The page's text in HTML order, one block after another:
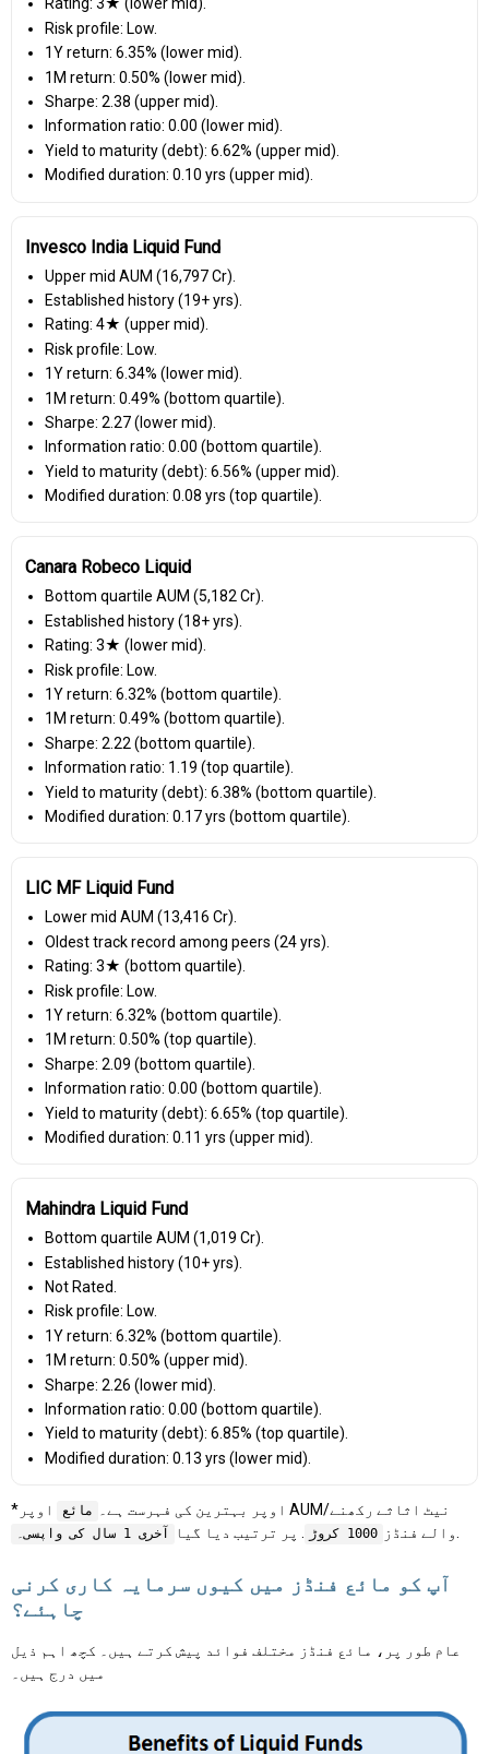
Rating: 3★ (lower mid).
Risk profile: Low.
1Y return: 6.35% (lower mid).
1M return: 0.50% (lower mid).
Sharpe: 2.38 (upper mid).
Information ratio: 0.00 (lower mid).
Yield to maturity (debt): 6.62% (upper mid).
Modified duration: 0.10 yrs (upper mid).
Invesco India Liquid Fund
Upper mid AUM (₹16,797 Cr).
Established history (19+ yrs).
Rating: 4★ (upper mid).
Risk profile: Low.
1Y return: 6.34% (lower mid).
1M return: 0.49% (bottom quartile).
Sharpe: 2.27 (lower mid).
Information ratio: 0.00 (bottom quartile).
Yield to maturity (debt): 6.56% (upper mid).
Modified duration: 0.08 yrs (top quartile).
Canara Robeco Liquid
Bottom quartile AUM (₹5,182 Cr).
Established history (18+ yrs).
Rating: 3★ (lower mid).
Risk profile: Low.
1Y return: 6.32% (bottom quartile).
1M return: 0.49% (bottom quartile).
Sharpe: 2.22 (bottom quartile).
Information ratio: 1.19 (top quartile).
Yield to maturity (debt): 6.38% (bottom quartile).
Modified duration: 0.17 yrs (bottom quartile).
LIC MF Liquid Fund
Lower mid AUM (₹13,416 Cr).
Oldest track record among peers (24 yrs).
Rating: 3★ (bottom quartile).
Risk profile: Low.
1Y return: 6.32% (bottom quartile).
1M return: 0.50% (top quartile).
Sharpe: 2.09 (bottom quartile).
Information ratio: 0.00 (bottom quartile).
Yield to maturity (debt): 6.65% (top quartile).
Modified duration: 0.11 yrs (upper mid).
Mahindra Liquid Fund
Bottom quartile AUM (₹1,019 Cr).
Established history (10+ yrs).
Not Rated.
Risk profile: Low.
1Y return: 6.32% (bottom quartile).
1M return: 0.50% (upper mid).
Sharpe: 2.26 (lower mid).
Information ratio: 0.00 (bottom quartile).
Yield to maturity (debt): 6.85% (top quartile).
Modified duration: 0.13 yrs (lower mid).
*اوپر بہترین کی فہرست ہے۔ مائع
اوپر AUM/نیٹ اثاثے رکھنے
والے فنڈز
1000 کروڑ . پر ترتیب دیا گیا آخری 1 سال کی واپسی۔
آپ کو مائع فنڈز میں کیوں سرمایہ کاری کرنی
چاہئے؟
عام طور پر، مائع فنڈز مختلف فوائد پیش کرتے ہیں۔ کچھ اہم ذیل
میں درج ہیں۔